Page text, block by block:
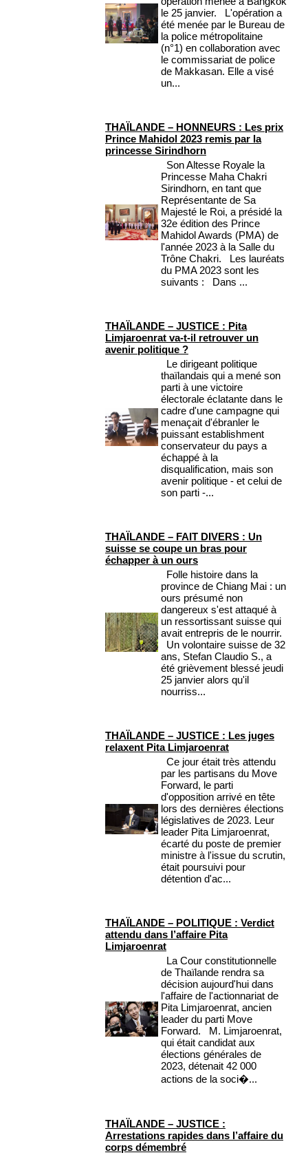
le 25 janvier. L'opération a
été menée par le Bureau de
la police métropolitaine
(n°1) en collaboration avec
le commissariat de police
de Makkasan. Elle a visé
un...
THAÏLANDE – HONNEURS : Les prix
Prince Mahidol 2023 remis par la
princesse Sirindhorn
Son Altesse Royale la
Princesse Maha Chakri
Sirindhorn, en tant que
Représentante de Sa
Majesté le Roi, a présidé la
32e édition des Prince
Mahidol Awards (PMA) de
l'année 2023 à la Salle du
Trône Chakri. Les lauréats
du PMA 2023 sont les
suivants : Dans ...
THAÏLANDE – JUSTICE : Pita
Limjaroenrat va-t-il retrouver un
avenir politique ?
Le dirigeant politique
thaïlandais qui a mené son
parti à une victoire
électorale éclatante dans le
cadre d'une campagne qui
menaçait d'ébranler le
puissant establishment
conservateur du pays a
échappé à la
disqualification, mais son
avenir politique - et celui de
son parti -...
THAÏLANDE – FAIT DIVERS : Un
suisse se coupe un bras pour
échapper à un ours
Folle histoire dans la
province de Chiang Mai : un
ours présumé non
dangereux s'est attaqué à
un ressortissant suisse qui
avait entrepris de le nourrir.
Un volontaire suisse de 32
ans, Stefan Claudio S., a
été grièvement blessé jeudi
25 janvier alors qu'il
nourriss...
THAÏLANDE – JUSTICE : Les juges
relaxent Pita Limjaroenrat
Ce jour était très attendu
par les partisans du Move
Forward, le parti
d'opposition arrivé en tête
lors des dernières élections
législatives de 2023. Leur
leader Pita Limjaroenrat,
écarté du poste de premier
ministre à l'issue du scrutin,
était poursuivi pour
détention d'ac...
THAÏLANDE – POLITIQUE : Verdict
attendu dans l’affaire Pita
Limjaroenrat
La Cour constitutionnelle
de Thaïlande rendra sa
décision aujourd'hui dans
l'affaire de l'actionnariat de
Pita Limjaroenrat, ancien
leader du parti Move
Forward. M. Limjaroenrat,
qui était candidat aux
élections générales de
2023, détenait 42 000
actions de la soci�...
THAÏLANDE – JUSTICE :
Arrestations rapides dans l’affaire du
corps démembré